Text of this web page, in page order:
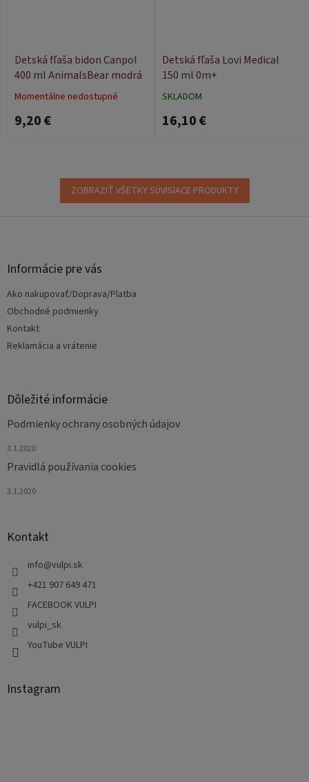
Detská fľaša bidon Canpol
400 ml AnimalsBear modrá
Momentálne nedostupné
9,20 €
Detská fľaša Lovi Medical
150 ml 0m+
SKLADOM
16,10 €
ZOBRAZIŤ VŠETKY SÚVISIACE PRODUKTY
Informácie pre vás
Ako nakupovať/Doprava/Platba
Obchodné podmienky
Kontakt
Reklamácia a vrátenie
Dôležité informácie
Podmienky ochrany osobných údajov
3.1.2020
Pravidlá používania cookies
3.1.2020
Kontakt
info@vulpi.sk
+421 907 649 471
FACEBOOK VULPI
vulpi_sk
YouTube VULPI
Instagram